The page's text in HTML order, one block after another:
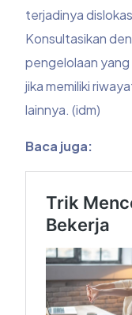
terjadinya
Konsultasikan
pengelolaan
jika memiliki
lainnya. (idm)
Baca juga: